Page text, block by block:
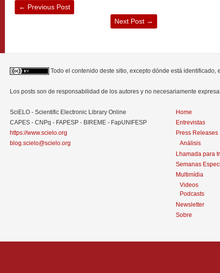
← Previous Post
Next Post →
Todo el contenido deste sitio, excepto dónde está identificado,
Los posts son de responsabilidad de los autores y no necesariamente
SciELO - Scientific Electronic Library Online
CAPES - CNPq - FAPESP - BIREME - FapUNIFESP
https://www.scielo.org
blog.scielo@scielo.org
Home
Entrevistas
Press Releases
Análisis
Lhamada para
Semanas
Multimídia
Videos
Podcasts
Newsletter
Sobre